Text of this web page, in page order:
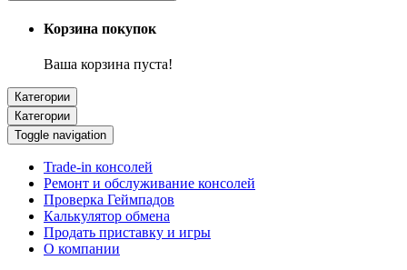
Корзина покупок
Ваша корзина пуста!
Категории
Категории
Toggle navigation
Trade-in консолей
Ремонт и обслуживание консолей
Проверка Геймпадов
Калькулятор обмена
Продать приставку и игры
О компании